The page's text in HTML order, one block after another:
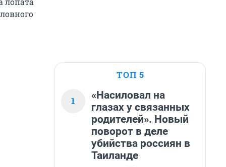
ТОП 5
1
«Насиловал на
глазах у связанных
родителей». Новый
поворот в деле
убийства россиян в
Таиланде